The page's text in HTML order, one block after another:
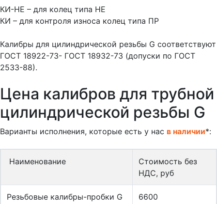
КИ-НЕ – для колец типа НЕ
КИ – для контроля износа колец типа ПР
Калибры для цилиндрической резьбы G соответствуют
ГОСТ 18922-73- ГОСТ 18932-73 (допуски по ГОСТ
2533-88).
Цена калибров для трубной
цилиндрической резьбы G
Варианты исполнения, которые есть у нас в наличии*:
Наименование
Стоимость без
НДС, руб
Резьбовые калибры-пробки G
6600